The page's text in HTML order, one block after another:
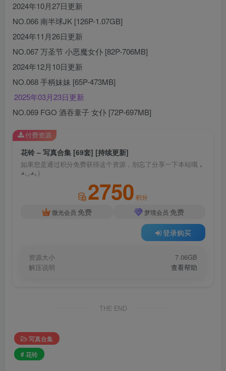
2024年10月27日更新
NO.066 南半球JK [126P-1.07GB]
2024年11月26日更新
NO.067 万圣节 小恶魔女仆 [82P-706MB]
2024年12月10日更新
NO.068 手柄妹妹 [65P-473MB]
2025年03月23日更新
NO.069 FGO 酒吞童子 女仆 [72P-697MB]
花铃 – 写真合集 [69套] [持续更新]
如果您是通过积分免费获得这个资源，别忘了分享一下本站哦 ｡
◕◡◕｡)
2750 积分
微光会员 免费 梦境会员 免费
登录购买
资源大小
7.06GB
解压说明
查看帮助
付费资源
THE END
写真合集
# 花铃